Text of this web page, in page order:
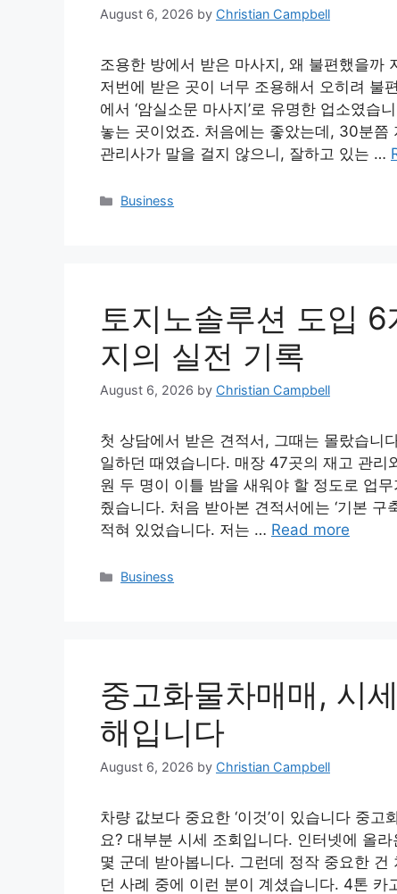
August 6, 2026 by Christian Campbell
조용한 방에서 받은 마사지, 왜 불편했을까
저번에 받은 곳이 너무 조용해서 오히려 불
에서 ‘암실소문 마사지’로 유명한 업소였
놓는 곳이었죠. 처음에는 좋았는데, 30분쯤
관리사가 말을 걸지 않으니, 잘하고 있는 …
Categories
Business
토지노솔루션 도입
지의 실전 기록
August 6, 2026 by Christian Campbell
첫 상담에서 받은 견적서, 그때는 몰랐습니
일하던 때였습니다. 매장 47곳의 재고 관리
원 두 명이 이틀 밤을 새워야 할 정도로 업
줬습니다. 처음 받아본 견적서에는 ‘기본
적혀 있었습니다. 저는 … Read more
Categories
Business
중고화물차매매, 시
해입니다
August 6, 2026 by Christian Campbell
차량 값보다 중요한 ‘이것’이 있습니다 중
요? 대부분 시세 조회입니다. 인터넷에 올
몇 군데 받아봅니다. 그런데 정작 중요한 건
던 사례 중에 이런 분이 계셨습니다. 4톤